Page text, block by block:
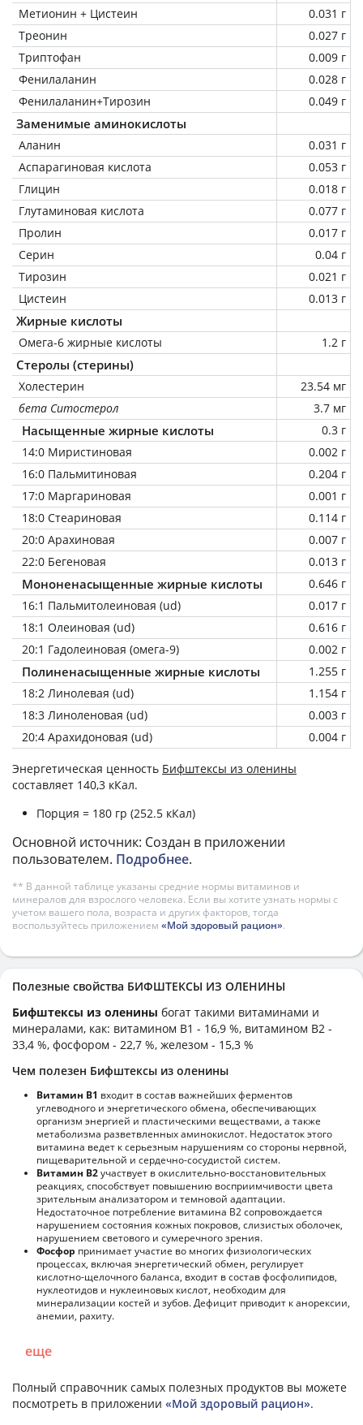
Метионин + Цистеин
0.031 г
Треонин
0.027 г
Триптофан
0.009 г
Фенилаланин
0.028 г
Фенилаланин+Тирозин
0.049 г
Заменимые аминокислоты
Аланин
0.031 г
Аспарагиновая кислота
0.053 г
Глицин
0.018 г
Глутаминовая кислота
0.077 г
Пролин
0.017 г
Серин
0.04 г
Тирозин
0.021 г
Цистеин
0.013 г
Жирные кислоты
Омега-6 жирные кислоты 1.2 г
Стеролы (стерины)
Холестерин
23.54 мг
бета Ситостерол
3.7 мг
Насыщенные жирные кислоты
0.3 г
14:0 Миристиновая
0.002 г
16:0 Пальмитиновая
0.204 г
17:0 Маргариновая
0.001 г
18:0 Стеариновая
0.114 г
20:0 Арахиновая
0.007 г
22:0 Бегеновая
0.013 г
Мононенасыщенные жирные кислоты
0.646 г
16:1 Пальмитолеиновая (ud)
0.017 г
18:1 Олеиновая (ud)
0.616 г
20:1 Гадолеиновая (омега-9)
0.002 г
Полиненасыщенные жирные кислоты
1.255 г
18:2 Линолевая (ud)
1.154 г
18:3 Линоленовая (ud)
0.003 г
20:4 Арахидоновая (ud)
0.004 г
Энергетическая ценность Бифштексы из оленины
составляет 140,3 кКал.
Порция = 180 гр (252.5 кКал)
Основной источник: Создан в приложении
пользователем. Подробнее.
** В данной таблице указаны средние нормы витаминов и
минералов для взрослого человека. Если вы хотите узнать нормы с
учетом вашего пола, возраста и других факторов, тогда
воспользуйтесь приложением «Мой здоровый рацион».
Полезные свойства БИФШТЕКСЫ ИЗ ОЛЕНИНЫ
Бифштексы из оленины богат такими витаминами и
минералами, как: витамином B1 - 16,9 %, витамином B2 -
33,4 %, фосфором - 22,7 %, железом - 15,3 %
Чем полезен Бифштексы из оленины
Витамин В1 входит в состав важнейших ферментов
углеводного и энергетического обмена, обеспечивающих
организм энергией и пластическими веществами, а также
метаболизма разветвленных аминокислот. Недостаток этого
витамина ведет к серьезным нарушениям со стороны нервной,
пищеварительной и сердечно-сосудистой систем.
Витамин В2участвует в окислительно-восстановительных
реакциях, способствует повышению восприимчивости цвета
зрительным анализатором и темновой адаптации.
Недостаточное потребление витамина В2 сопровождается
нарушением состояния кожных покровов, слизистых оболочек,
нарушением светового и сумеречного зрения.
Фосфор принимает участие во многих физиологических
процессах, включая энергетический обмен, регулирует
кислотно-щелочного баланса, входит в состав фосфолипидов,
нуклеотидов и нуклеиновых кислот, необходим для
минерализации костей и зубов. Дефицит приводит к анорексии,
анемии, рахиту.
еще
Полный справочник самых полезных продуктов вы можете
посмотреть в приложении «Мой здоровый рацион».